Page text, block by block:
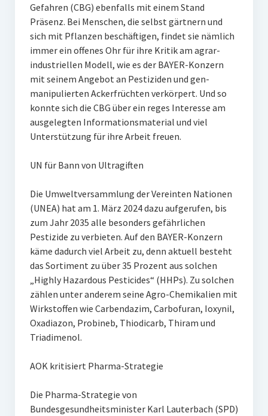
Gefahren (CBG) ebenfalls mit einem Stand
Präsenz. Bei Menschen, die selbst gärtnern und
sich mit Pflanzen beschäftigen, findet sie nämlich
immer ein offenes Ohr für ihre Kritik am agrar-
industriellen Modell, wie es der BAYER-Konzern
mit seinem Angebot an Pestiziden und gen-
manipulierten Ackerfrüchten verkörpert. Und so
konnte sich die CBG über ein reges Interesse am
ausgelegten Informationsmaterial und viel
Unterstützung für ihre Arbeit freuen.
UN für Bann von Ultragiften
Die Umweltversammlung der Vereinten Nationen
(UNEA) hat am 1. März 2024 dazu aufgerufen, bis
zum Jahr 2035 alle besonders gefährlichen
Pestizide zu verbieten. Auf den BAYER-Konzern
käme dadurch viel Arbeit zu, denn aktuell besteht
das Sortiment zu über 35 Prozent aus solchen
„Highly Hazardous Pesticides“ (HHPs). Zu solchen
zählen unter anderem seine Agro-Chemikalien mit
Wirkstoffen wie Carbendazim, Carbofuran, Ioxynil,
Oxadiazon, Probineb, Thiodicarb, Thiram und
Triadimenol.
AOK kritisiert Pharma-Strategie
Die Pharma-Strategie von
Bundesgesundheitsminister Karl Lauterbach (SPD)